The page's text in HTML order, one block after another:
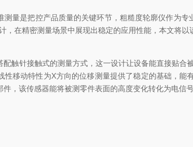
是把控产品质量的关键环节，粗糙度轮廓仪作为专
，在精密测量场景中展现出稳定的应用性能，本文将
针接触式的测量方式，这一设计让设备能直接贴合
性移动特性为X方向的位移测量提供了稳定的基础，
，该传感器能将被测零件表面的高度变化转化为电信